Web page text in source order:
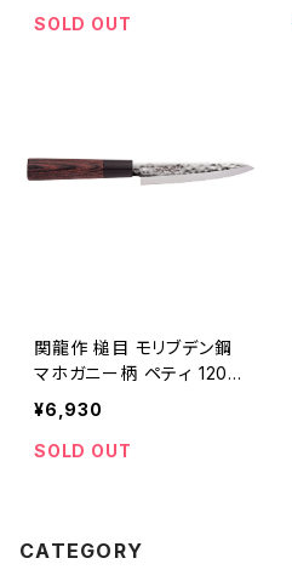
SOLD OUT
関龍作 槌目 モリブデン鋼
マホガニー柄 ペティ 120m
m
¥6,930
SOLD OUT
CATEGORY